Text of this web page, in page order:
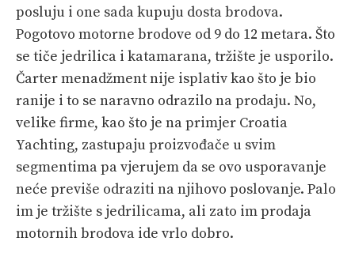
posluju i one sada kupuju dosta brodova.
Pogotovo motorne brodove od 9 do 12 metara. Što
se tiče jedrilica i katamarana, tržište je usporilo.
Čarter menadžment nije isplativ kao što je bio
ranije i to se naravno odrazilo na prodaju. No,
velike firme, kao što je na primjer Croatia
Yachting, zastupaju proizvođače u svim
segmentima pa vjerujem da se ovo usporavanje
neće previše odraziti na njihovo poslovanje. Palo
im je tržište s jedrilicama, ali zato im prodaja
motornih brodova ide vrlo dobro.